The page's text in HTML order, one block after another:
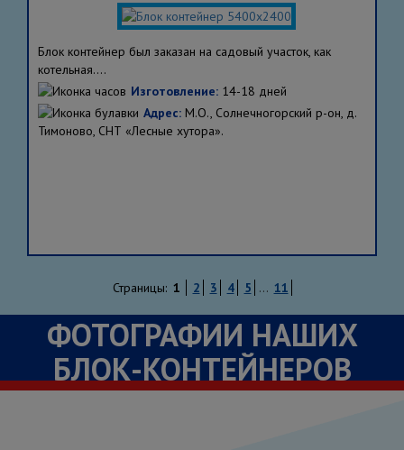
Блок контейнер был заказан на садовый участок, как
котельная....
Изготовление: 14-18 дней
Адрес: М.О., Солнечногорский р-он, д.
Тимоново, СНТ «Лесные хутора».
Страницы: 1 2 3 4 5 ... 11
ФОТОГРАФИИ НАШИХ
БЛОК-КОНТЕЙНЕРОВ